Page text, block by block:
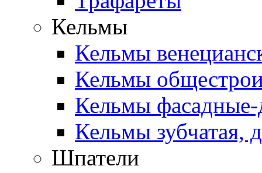
Кельмы
Кельмы
Кельмы
Кельмы
Кельмы зубчатая,
Шпатели